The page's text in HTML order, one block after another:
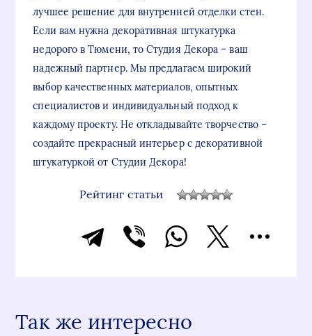
лучшее решение для внутренней отделки стен.
Если вам нужна декоративная штукатурка
недорого в Тюмени, то Студия Декора – ваш
надежный партнер. Мы предлагаем широкий
выбор качественных материалов, опытных
специалистов и индивидуальный подход к
каждому проекту. Не откладывайте творчество –
создайте прекрасный интерьер с декоративной
штукатуркой от Студии Декора!
Рейтинг статьи
Так же интересно